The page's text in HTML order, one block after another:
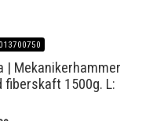
| Mekanikerhammer
fiberskaft 1500g. L: